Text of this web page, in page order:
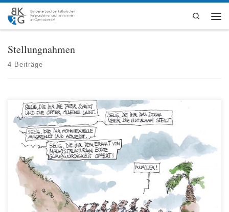
Zum Inhalt springen
Search
Stellungnahmen
4 Beiträge
3. Juni 2019 An die Deutschen Bischöfe Die Welt braucht keine Verdopplung
ihrer Hoffnungslosigkeit durch Religion; sie braucht und sucht (wenn überhaupt)
das Gegengewicht, die Sprengkraft gelebter Hoffnung. Und was wir ihr
schulden, ist dies: das Defizit an anschaulich gelebter Hoffnung auszugleichen. In
diesem Sinn ist schließlich die Frage nach […]